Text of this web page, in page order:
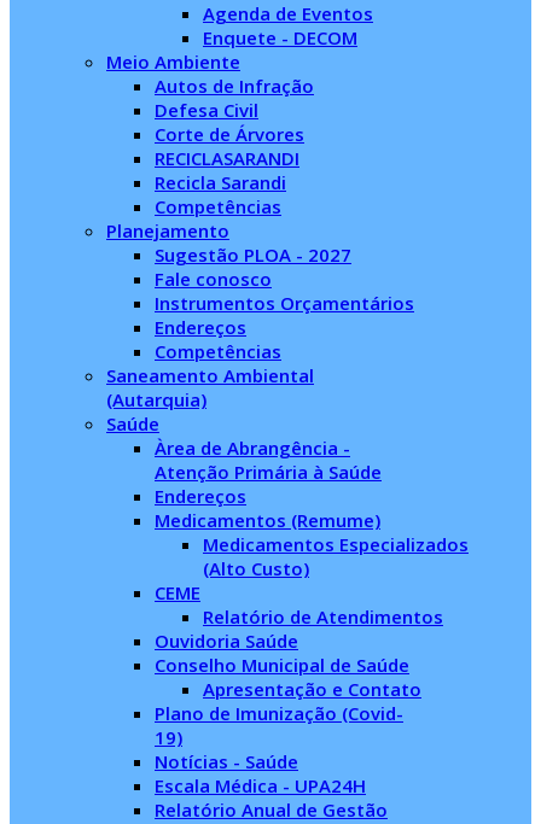
Agenda de Eventos
Enquete - DECOM
Meio Ambiente
Autos de Infração
Defesa Civil
Corte de Árvores
RECICLASARANDI
Recicla Sarandi
Competências
Planejamento
Sugestão PLOA - 2027
Fale conosco
Instrumentos Orçamentários
Endereços
Competências
Saneamento Ambiental
(Autarquia)
Saúde
Àrea de Abrangência -
Atenção Primária à Saúde
Endereços
Medicamentos (Remume)
Medicamentos Especializados
(Alto Custo)
CEME
Relatório de Atendimentos
Ouvidoria Saúde
Conselho Municipal de Saúde
Apresentação e Contato
Plano de Imunização (Covid-
19)
Notícias - Saúde
Escala Médica - UPA24H
Relatório Anual de Gestão